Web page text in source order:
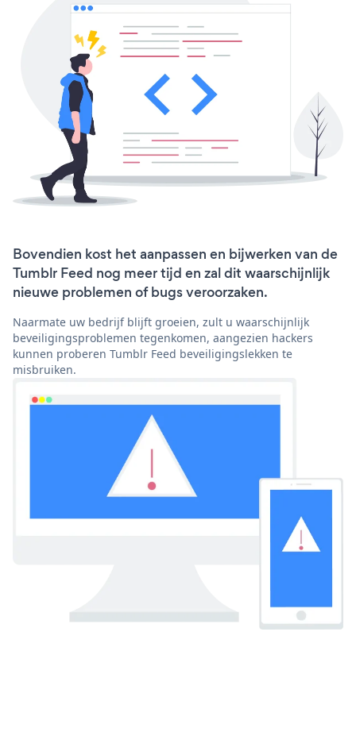
Bovendien kost het aanpassen en bijwerken van de
Tumblr Feed nog meer tijd en zal dit waarschijnlijk
nieuwe problemen of bugs veroorzaken.
Naarmate uw bedrijf blijft groeien, zult u waarschijnlijk
beveiligingsproblemen tegenkomen, aangezien hackers
kunnen proberen Tumblr Feed beveiligingslekken te
misbruiken.